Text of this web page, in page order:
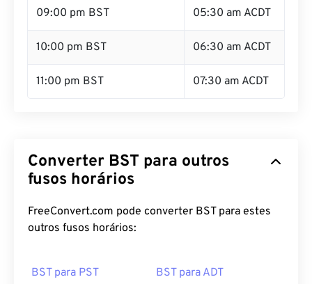
09:00 pm BST 05:30 am ACDT
10:00 pm BST 06:30 am ACDT
11:00 pm BST 07:30 am ACDT
Converter BST para outros
fusos horários
FreeConvert.com pode converter BST para estes
outros fusos horários:
BST para PST BST para ADT